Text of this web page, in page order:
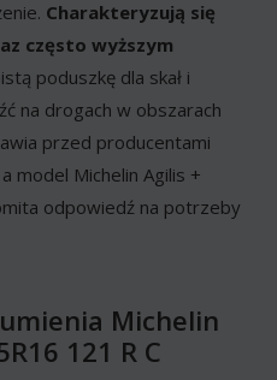
Charakteryzują się
często wyższym
poduszkę dla skał i
na drogach w obszarach
przed producentami
model Michelin Agilis +
odpowiedź na potrzeby
Michelin
121 R C